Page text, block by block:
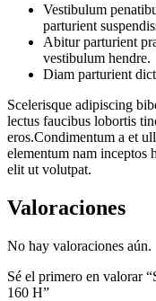
Vestibulum
parturient
Abitur parturient
vestibulum hendre.
Diam parturient
Scelerisque adipiscing
lectus faucibus lobortis
eros.Condimentum a et
elementum nam inceptos
elit ut volutpat.
Valoraciones
No hay valoraciones aún.
Sé el primero en
160 H”